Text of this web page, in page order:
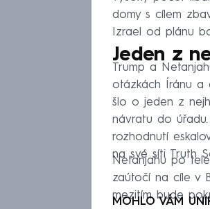
domy s cílem
Izrael od plánu
Jeden z
Trump a
otázkách Íránu a
šlo o jeden z
návratu do
rozhodnutí
na své síti Truth
Netanjahu po
zaútočí na cíle v
mezitím bude
MOHLO VÁM